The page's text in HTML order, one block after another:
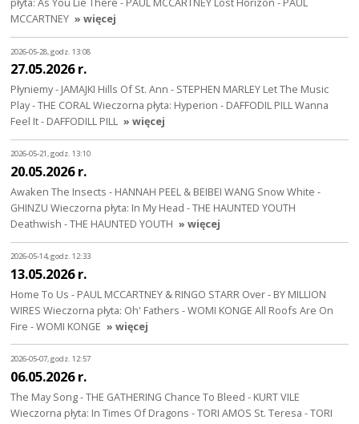
MCCARTNEY » więcej
2026-05-28, godz. 13:08
27.05.2026 r.
Płyniemy - JAMAJKI Hills Of St. Ann - STEPHEN MARLEY Let The Music
Play - THE CORAL Wieczorna płyta: Hyperion - DAFFODIL PILL Wanna
Feel It - DAFFODILL PILL » więcej
2026-05-21, godz. 13:10
20.05.2026 r.
Awaken The Insects - HANNAH PEEL & BEIBEI WANG Snow White -
GHINZU Wieczorna płyta: In My Head - THE HAUNTED YOUTH
Deathwish - THE HAUNTED YOUTH » więcej
2026-05-14, godz. 12:33
13.05.2026 r.
Home To Us - PAUL MCCARTNEY & RINGO STARR Over - BY MILLION
WIRES Wieczorna płyta: Oh' Fathers - WOMI KONGE All Roofs Are On
Fire - WOMI KONGE » więcej
2026-05-07, godz. 12:57
06.05.2026 r.
The May Song - THE GATHERING Chance To Bleed - KURT VILE
Wieczorna płyta: In Times Of Dragons - TORI AMOS St. Teresa - TORI